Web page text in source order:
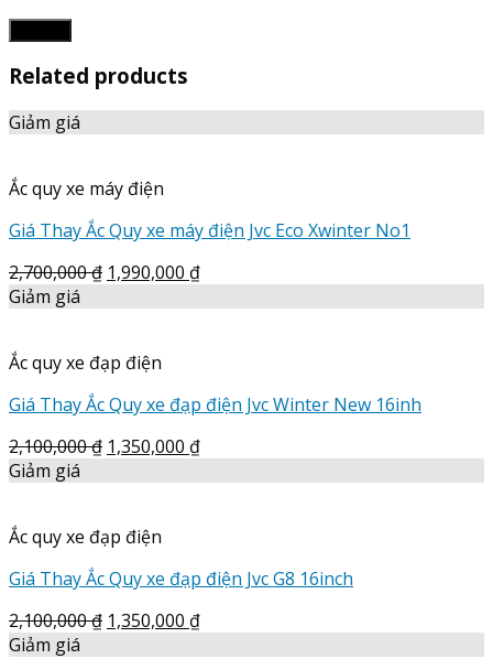
Related products
Giảm giá
Ắc quy xe máy điện
Giá Thay Ắc Quy xe máy điện Jvc Eco Xwinter No1
2,700,000₫ 1,990,000 ₫
Giảm giá
Ắc quy xe đạp điện
Giá Thay Ắc Quy xe đạp điện Jvc Winter New 16inh
2,100,000₫ 1,350,000 ₫
Giảm giá
Ắc quy xe đạp điện
Giá Thay Ắc Quy xe đạp điện Jvc G8 16inch
2,100,000₫ 1,350,000 ₫
Giảm giá